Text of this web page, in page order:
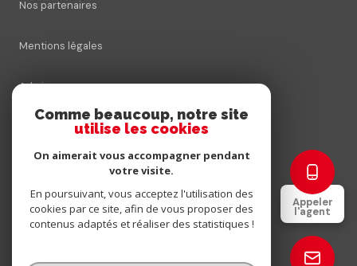
Appeler
l'agent
Nos partenaires
Mentions légales
Admin
Nos honoraires
Cookies
© 2026 | Tous droits réservés
Comme beaucoup, notre site
utilise les cookies
On aimerait vous accompagner pendant
votre visite.
En poursuivant, vous acceptez l'utilisation des
cookies par ce site, afin de vous proposer des
contenus adaptés et réaliser des statistiques !